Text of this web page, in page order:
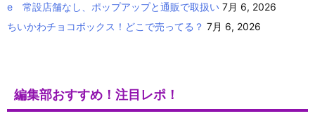
e 常設店舗なし、ポップアップと通販で取扱い 7月 6, 2026
ちいかわチョコボックス！どこで売ってる？ 7月 6, 2026
編集部おすすめ！注目レポ！